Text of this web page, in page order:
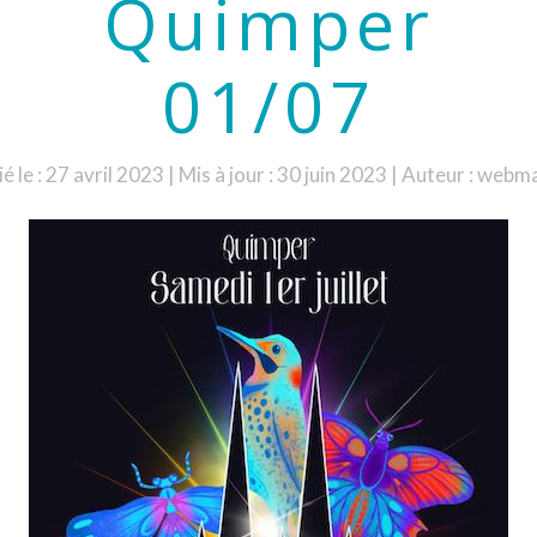
Quimper
01/07
le : 27 avril 2023 | Mis à jour : 30 juin 2023 | Auteur :